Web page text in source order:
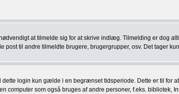
at tilmelde sig for at skrive indlæg. Tilmelding er dog
til andre tilmeldte brugere, brugergrupper, osv. Det tager
dette login kun gælde i en begrænset tidsperiode. Dette er til for
som også bruges af andre personer, f.eks. bibliotek,